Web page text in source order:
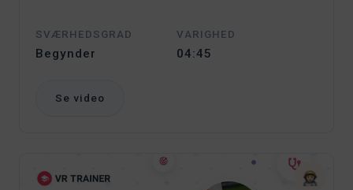
SVÆRHEDSGRAD
Begynder
VARIGHED
04:45
Se video